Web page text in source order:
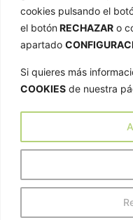
cookies pulsando el
el botónRECHAZAR o
apartado
Si quieres más
COOKIES de nuestra
Política de privacidad
Política de cookies
Declaración de